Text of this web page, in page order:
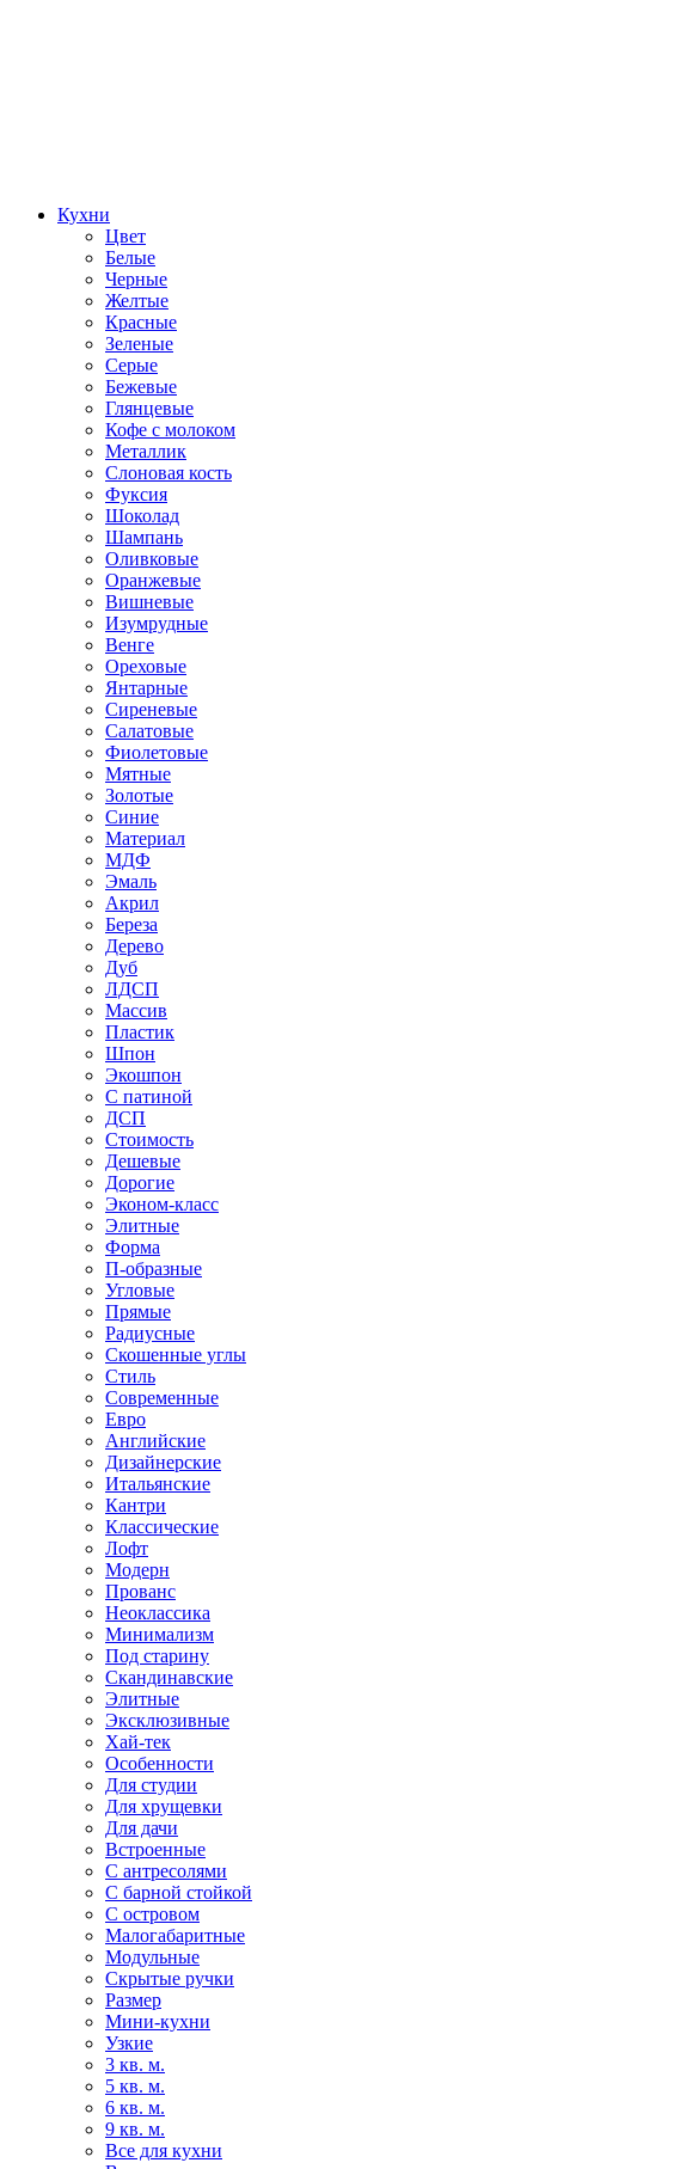
Кухни
Цвет
Белые
Черные
Желтые
Красные
Зеленые
Серые
Бежевые
Глянцевые
Кофе с молоком
Металлик
Слоновая кость
Фуксия
Шоколад
Шампань
Оливковые
Оранжевые
Вишневые
Изумрудные
Венге
Ореховые
Янтарные
Сиреневые
Салатовые
Фиолетовые
Мятные
Золотые
Синие
Материал
МДФ
Эмаль
Акрил
Береза
Дерево
Дуб
ЛДСП
Массив
Пластик
Шпон
Экошпон
С патиной
ДСП
Стоимость
Дешевые
Дорогие
Эконом-класс
Элитные
Форма
П-образные
Угловые
Прямые
Радиусные
Скошенные углы
Стиль
Современные
Евро
Английские
Дизайнерские
Итальянские
Кантри
Классические
Лофт
Модерн
Прованс
Неоклассика
Минимализм
Под старину
Скандинавские
Элитные
Эксклюзивные
Хай-тек
Особенности
Для студии
Для хрущевки
Для дачи
Встроенные
С антресолями
С барной стойкой
С островом
Малогабаритные
Модульные
Скрытые ручки
Размер
Мини-кухни
Узкие
3 кв. м.
5 кв. м.
6 кв. м.
9 кв. м.
Все для кухни